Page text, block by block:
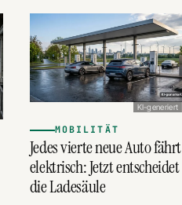
KI-generiert
MOBILITÄT
Jedes vierte neue Auto fährt
elektrisch: Jetzt entscheidet
die Ladesäule